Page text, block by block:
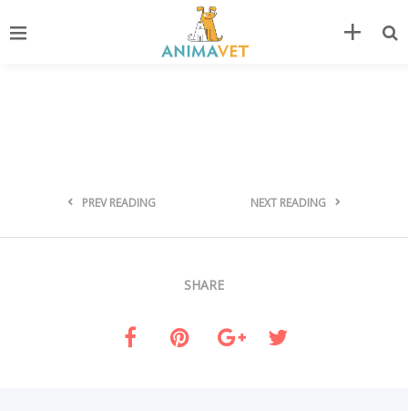
PREV READING NEXT READING
SHARE